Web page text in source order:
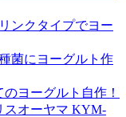
ンクタイプでヨー
菌にヨーグルト作
ヨーグルト自作！
スオーヤマ KYM-